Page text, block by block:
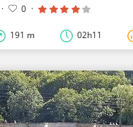
· 0 ·
191 m 02h11